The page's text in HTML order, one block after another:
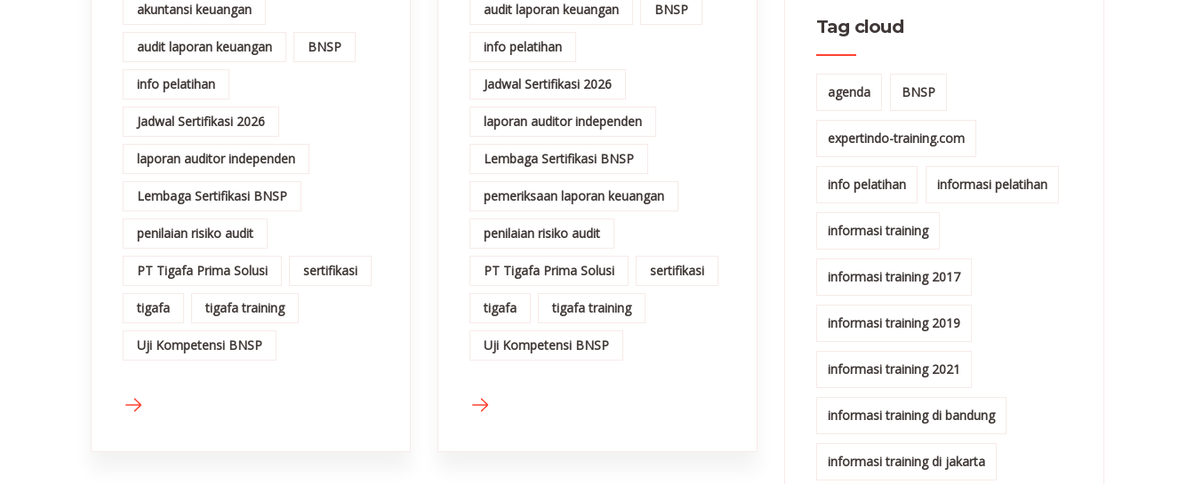
akuntansi keuangan
audit laporan keuangan BNSP
info pelatihan
Jadwal Sertifikasi 2026
laporan auditor independen
Lembaga Sertifikasi BNSP
penilaian risiko audit
PT Tigafa Prima Solusi sertifikasi
tigafa tigafa training
Uji Kompetensi BNSP
audit laporan keuangan BNSP
info pelatihan
Jadwal Sertifikasi 2026
laporan auditor independen
Lembaga Sertifikasi BNSP
pemeriksaan laporan keuangan
penilaian risiko audit
PT Tigafa Prima Solusi sertifikasi
tigafa tigafa training
Uji Kompetensi BNSP
Tag cloud
agenda BNSP
expertindo-training.com
info pelatihan informasi pelatihan
informasi training
informasi training 2017
informasi training 2019
informasi training 2021
informasi training di bandung
informasi training di jakarta